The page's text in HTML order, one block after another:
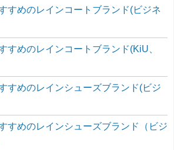
すめのレインコートブランド(ビジネ
すめのレインコートブランド(KiU、
すめのレインシューズブランド(ビジ
すめのレインシューズブランド（ビジ